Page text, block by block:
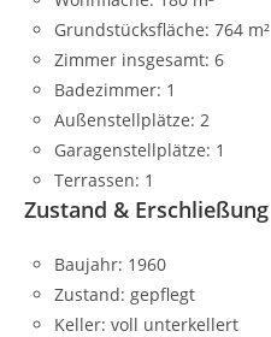
Grundstücksfläche: 764 m²
Zimmer insgesamt: 6
Badezimmer: 1
Außenstellplätze: 2
Garagenstellplätze: 1
Terrassen: 1
Zustand & Erschließung
Baujahr: 1960
Zustand: gepflegt
Keller: voll unterkellert